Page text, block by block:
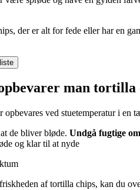
der er alt for fede eller har en
man tortilla
opbevares ved stuetemperatur i en
de bliver bløde. Undgå fugtige
og klar til at nyde
af tortilla chips, kan du